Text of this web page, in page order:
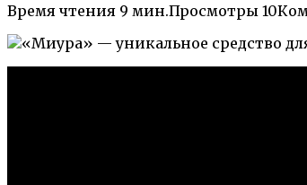
Время чтения 9 мин.Просмотры 10